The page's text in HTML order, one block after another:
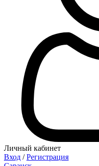
Личный кабинет
Вход / Регистрация